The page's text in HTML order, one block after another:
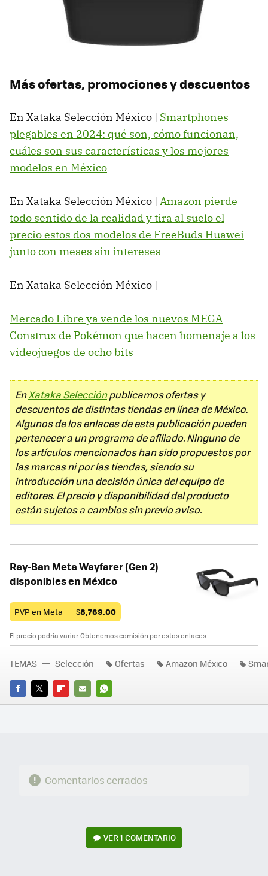
Más ofertas, promociones y descuentos
En Xataka Selección México | Smartphones
plegables en 2024: qué son, cómo funcionan,
cuáles son sus características y los mejores
modelos en México
En Xataka Selección México | Amazon pierde
todo sentido de la realidad y tira al suelo el
precio estos dos modelos de FreeBuds Huawei
junto con meses sin intereses
En Xataka Selección México |
Mercado Libre ya vende los nuevos MEGA
Construx de Pokémon que hacen homenaje a los
videojuegos de ocho bits
EnXataka Selecciónpublicamos ofertas y
descuentos de distintas tiendas en línea de México.
Algunos de los enlaces de esta publicación pueden
pertenecer a un programa de afiliado. Ninguno de
los artículos mencionados han sido propuestos por
las marcas ni por las tiendas, siendo su
introducción una decisión única del equipo de
editores. El precio y disponibilidad del producto
están sujetos a cambios sin previo aviso.
Ray-Ban Meta Wayfarer (Gen 2)
disponibles en México
PVP en Meta — $8,769.00
El precio podría variar. Obtenemos comisión por estos enlaces
FACEBOOK
TWITTERFLIPBOARD
E-
WHATSAPP
TEMAS Selección Ofertas Amazon México
Comentarios cerrados
VER1 COMENTARIO